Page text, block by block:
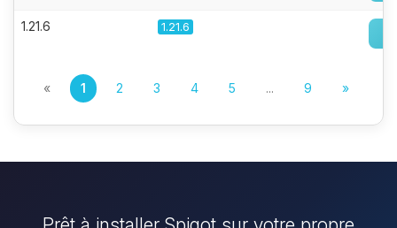
1.21.6 1.21.6
« 1 2 3 4 5 ... 9 »